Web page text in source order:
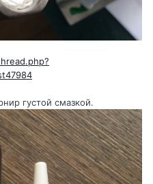
густой смазкой.